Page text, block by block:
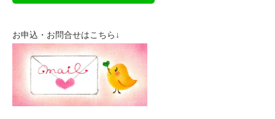
お申込・お問合せはこちら↓